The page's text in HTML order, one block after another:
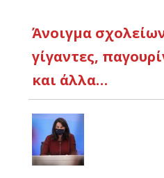
Άνοιγμα
γίγαντες,
και άλλα…